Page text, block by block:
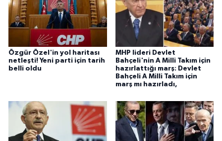
Özgür Özel'in yol haritası
netleşti! Yeni parti için tarih
belli oldu
MHP lideri Devlet
Bahçeli'nin A Milli Takım için
hazırlattığı marş: Devlet
Bahçeli A Milli Takım için
marş mı hazırladı,